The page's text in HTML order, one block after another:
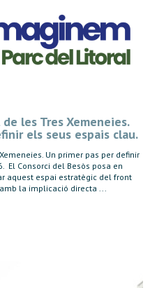
les Tres Xemeneies.
els seus espais clau.
Un primer pas per definir
El Consorci del Besòs posa en
aquest espai estratègic del front
la implicació directa ...